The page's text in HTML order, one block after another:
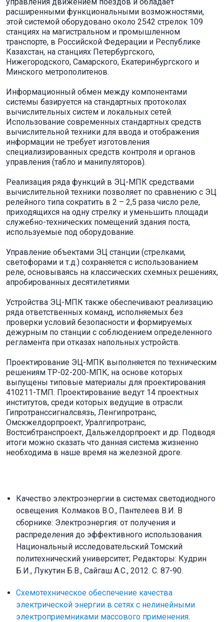
расширенными функциональными возможностями,
этой системой оборудовано около 2542 стрелок 109
станциях на магистральном и промышленном
транспорте, в Российской Федерации и Республике
Казахстан, на станциях Петербургского,
Нижегородского, Самарского, Екатеринбургского и
Минского метрополитенов.
Информационный обмен между компонентами
системы базируется на стандартных протоколах
вычислительных систем и локальных сетей.
Использование современных стандартных средств
вычислительной техники для ввода и отображения
информации не требует изготовления
специализированных средств контроля и органов
управления (табло и манипуляторов).
Реализация ряда функций в ЭЦ-МПК средствами
вычислительной техники позволяет по сравнению с ЭЦ
релейного типа сократить в 2 – 2,5 раза число реле,
приходящихся на одну стрелку и уменьшить площади
служебно-технических помещений здания поста,
используемые под оборудование.
Управление объектами ЭЦ станции (стрелками,
светофорами и т.д.) сохраняется с использованием
реле, основываясь на классических схемных решениях,
апробированных десятилетиями.
Устройства ЭЦ-МПК также обеспечивают реализацию
ряда ответственных команд, исполняемых без
проверки условий безопасности и формируемых
дежурным по станции с соблюдением определенного
регламента при отказах напольных устройств.
Проектирование ЭЦ-МПК выполняется по техническим
решениям ТР-02-200-МПК, на основе которых
выпущены типовые материалы для проектирования
410211-ТМП. Проектирование ведут 14 проектных
институтов, среди которых ведущие в отрасли:
Гипротранссигналсвязь, Ленгипротранс,
Омскжелдорпроект, Уралгипротранс,
Востсибтранспроект, Дальжелдорпроект и др. Подводя
итоги можно сказать что данная система жизненно
необходима в наше время на железной дроге.
Качество электроэнергии в системах светодиодного
освещения. Колмаков В.О., Пантелеев В.И. В
сборнике: Электроэнергия: от получения и
распределения до эффективного использования.
Национальный исследовательский Томский
политехнический университет; Редакторы: Кудрин
Б.И., Лукутин Б.В., Сайгаш А.С., 2012. С. 87-90.
Схемотехническое обеспечение качества
электрической энергии в сетях с нелинейными
электроприемниками массового применения.